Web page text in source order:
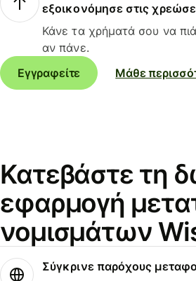
εξοικονόμησε στις
Κάνε τα χρήματά σου να
αν πάνε.
Εγγραφείτε
Μάθε
Κατεβάστε τη
εφαρμογή
νομισμάτων
Σύγκρινε παρόχους